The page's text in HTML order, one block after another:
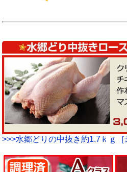
>>>水郷どりの中抜き約1.7ｋｇ